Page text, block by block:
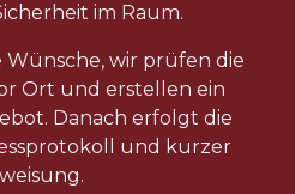
im Raum.
Wünsche, wir prüfen die
Ort und erstellen ein
Danach erfolgt die
und kurzer